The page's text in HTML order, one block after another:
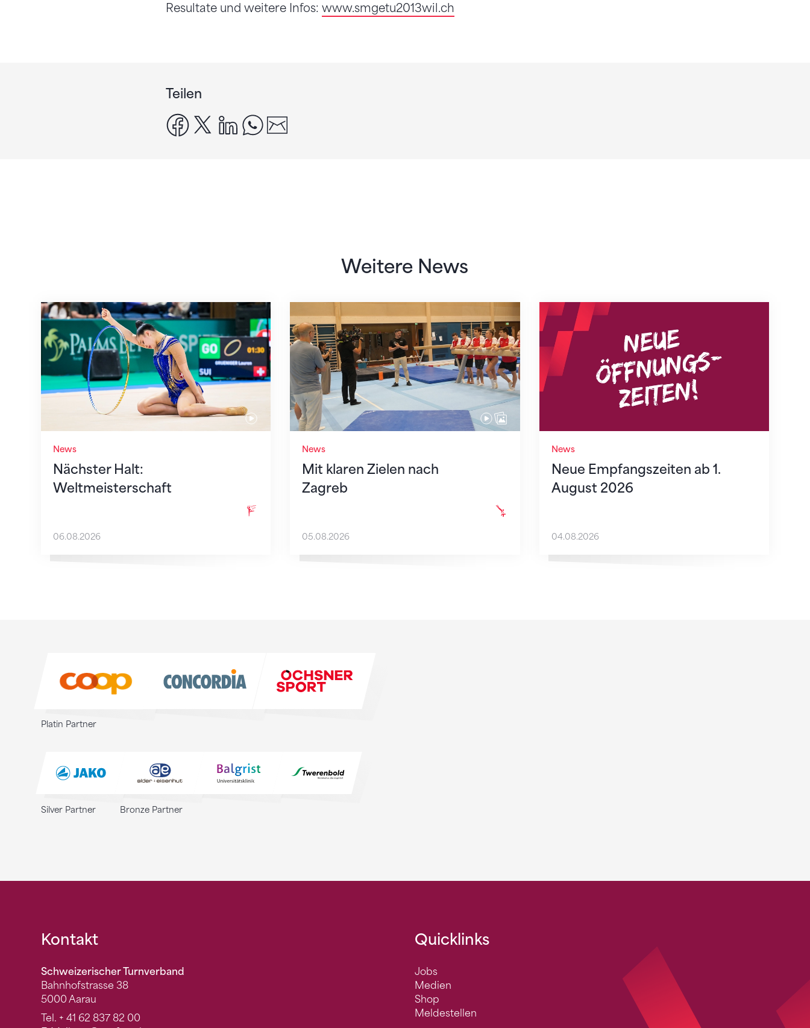
Resultate und weitere Infos: www.smgetu2013wil.ch
Teilen
facebook
x linkedinwhatsapp
Weitere News
News
Nächster Halt:
Weltmeisterschaft
Nächster Halt: Weltmeisterschaft
06.08.2026
News
Mit klaren Zielen nach
Zagreb
Mit klaren Zielen nach Zagreb
05.08.2026
News
Neue Empfangszeiten ab 1.
August 2026
Neue Empfangszeiten ab 1. August 2026
04.08.2026
Platin Partner
Silver Partner Bronze Partner
Fusszeile
Kontakt
Schweizerischer Turnverband
Bahnhofstrasse 38
5000 Aarau
Tel. + 41 62 837 82 00
Quicklinks
Jobs
Medien
Shop
Meldestellen